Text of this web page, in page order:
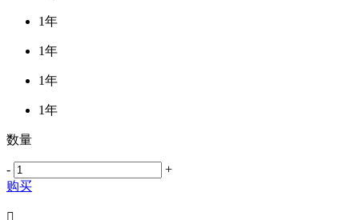
1年
1年
1年
1年
数量
-
+
购买
